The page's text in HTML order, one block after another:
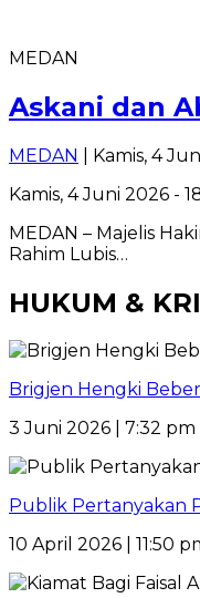
MEDAN
Askani dan
MEDAN
| Kamis, 4
Kamis, 4 Juni 2026 -
MEDAN – Majelis
Rahim Lubis…
HUKUM &
Brigjen Hengki
3 Juni 2026 | 7:32 pm
Publik Pertanyakan
10 April 2026 | 11:50